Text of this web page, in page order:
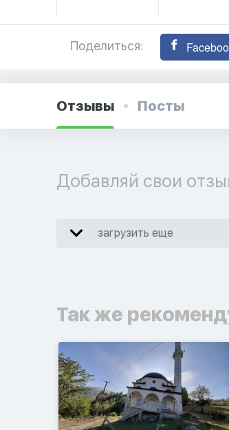
Поделиться:
Отзывы Посты
Добавляй свои
загрузить еще
Так же